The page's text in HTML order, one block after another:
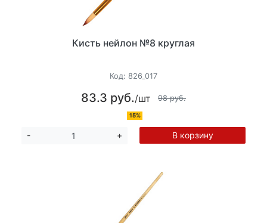
Кисть нейлон №8 круглая
Код: 826_017
83.3 руб./шт 98 руб.
15%
- + В корзину